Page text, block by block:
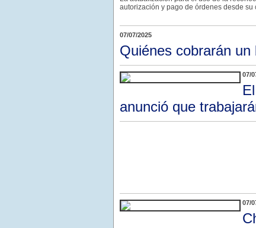
autorización y pago de órdenes desde su
07/07/2025
Quiénes cobrarán
07/
anunció que
07/